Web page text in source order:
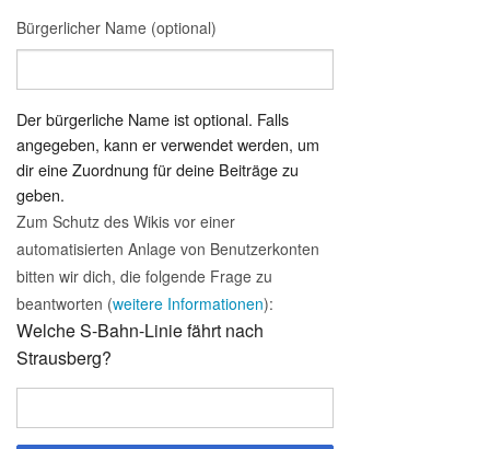
Bürgerlicher Name (optional)
Der bürgerliche Name ist optional. Falls
angegeben, kann er verwendet werden, um
dir eine Zuordnung für deine Beiträge zu
geben.
Zum Schutz des Wikis vor einer
automatisierten Anlage von Benutzerkonten
bitten wir dich, die folgende Frage zu
beantworten (weitere Informationen):
Welche S-Bahn-Linie fährt nach
Strausberg?